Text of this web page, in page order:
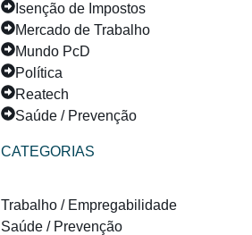
Isenção de Impostos
Mercado de Trabalho
Mundo PcD
Política
Reatech
Saúde / Prevenção
CATEGORIAS
Trabalho / Empregabilidade
Saúde / Prevenção